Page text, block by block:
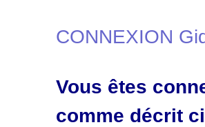
CONNEXION
Vous êtes
comme décrit